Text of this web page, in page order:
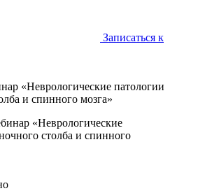
Записаться к
«Неврологические патологии
и спинного мозга»